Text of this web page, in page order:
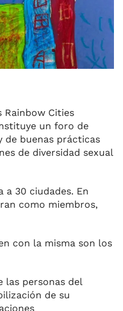
Rainbow Cities
un foro de
de buenas prácticas
de diversidad sexual
a 30 ciudades. En
como miembros,
con la misma son los
las personas del
de su